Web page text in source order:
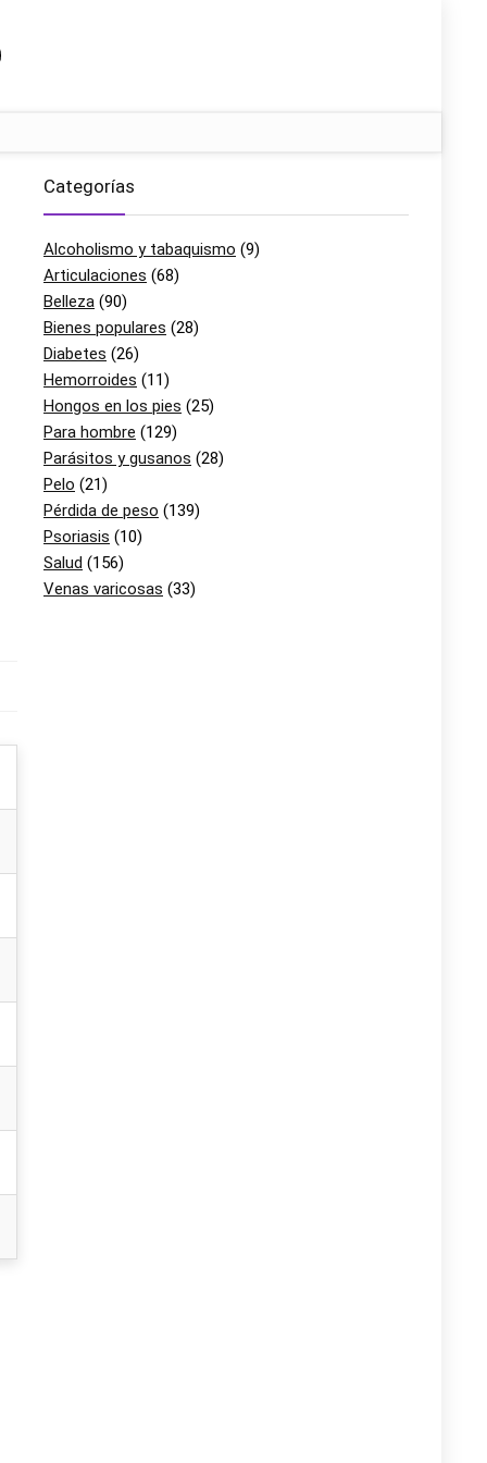
Categorías
Alcoholismo y tabaquismo (9)
Articulaciones (68)
Belleza (90)
Bienes populares (28)
Diabetes (26)
Hemorroides (11)
Hongos en los pies (25)
Para hombre (129)
Parásitos y gusanos (28)
Pelo (21)
Pérdida de peso (139)
Psoriasis (10)
Salud (156)
Venas varicosas (33)